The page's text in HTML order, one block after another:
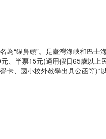
“貓鼻頭”。是臺灣海峽和巴士
、半票15元(適用假日65歲以上
卡、國小校外教學出具公函等)*